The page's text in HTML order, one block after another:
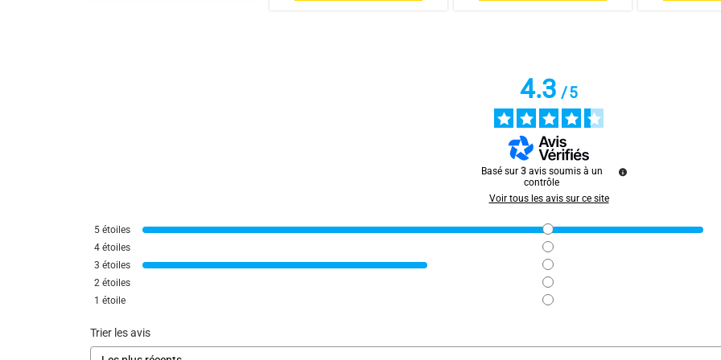
4.3/5
Basé sur 3 avis soumis à un
contrôle
Voir tous les avis sur ce site
5 étoiles
4 étoiles
3 étoiles
2 étoiles
1 étoile
Trier les avis